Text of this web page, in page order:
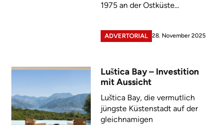
1975 an der Ostküste...
ADVERTORIAL 28. November 2025
Luštica Bay – Investition
mit Aussicht
Luštica Bay, die vermutlich
jüngste Küstenstadt auf der
gleichnamigen